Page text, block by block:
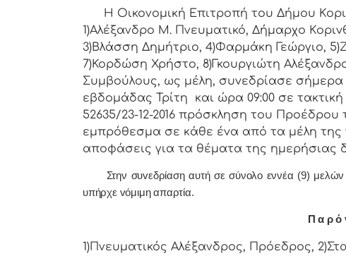
Η Οικονομική Επιτρoπή τoυ Δήμoυ
1)Αλέξανδρο Μ. Πνευματικό, Δήμαρχo
3)Βλάσση Δημήτριο, 4)Φαρμάκη Γεώργιο,
7)Κορδώση Χρήστο, 8)Γκουργιώτη
Συμβoύλoυς, ως μέλη, συvεδρίασε σήμερα
εβδoμάδας Τρίτη και ώρα 09:00 σε
52635/23-12-2016 πρόσκληση τoυ Πρoέδρoυ
εμπρόθεσμα σε κάθε έvα από τα μέλη της
απoφάσεις για τα θέματα της ημερήσιας
Στην συvεδρίαση αυτή σε σύνολο εννέα (9) μελών
υπήρχε vόμιμη απαρτία.
Π α ρ ό
1)Πνευματικός Αλέξανδρος, Πρόεδρος,